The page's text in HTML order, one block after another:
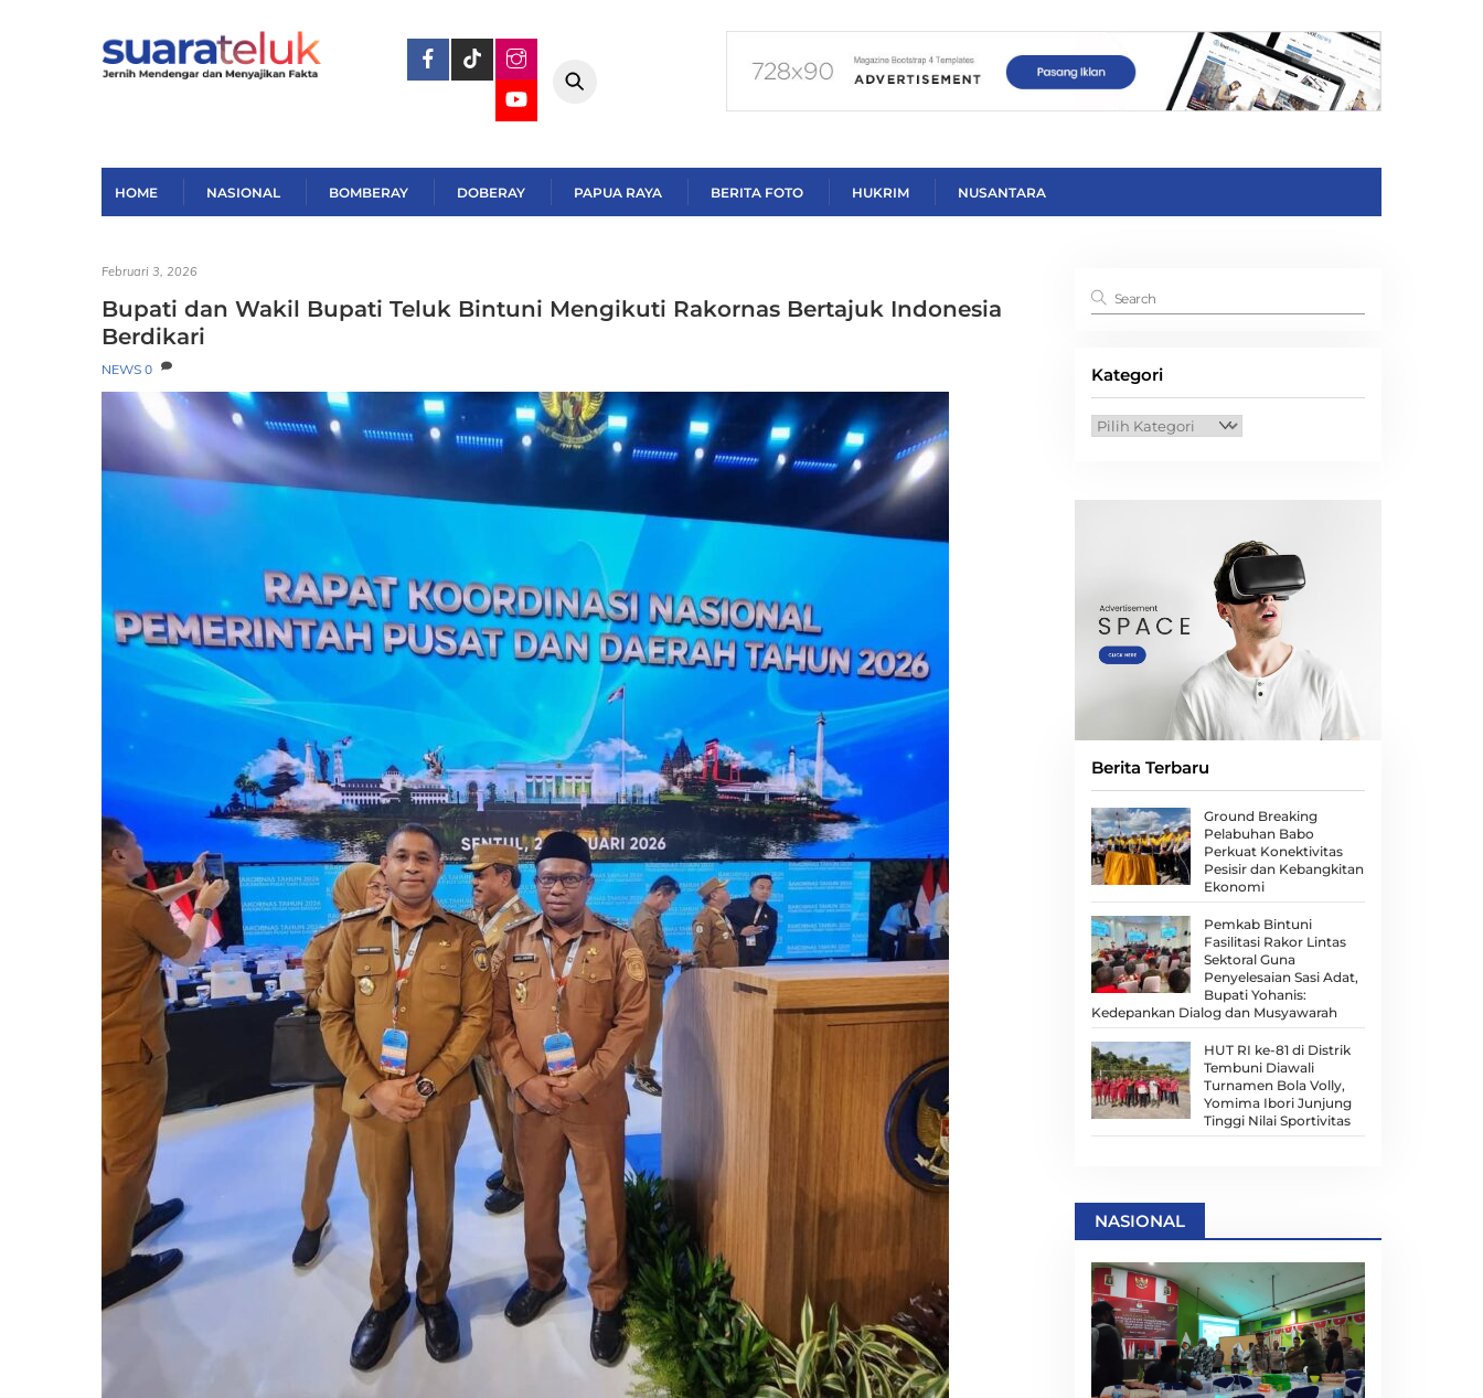
HOME NASIONAL BOMBERAY DOBERAY PAPUA RAYA BERITA FOTO HUKRIM NUSANTARA
Februari 3, 2026
Bupati dan Wakil Bupati Teluk Bintuni Mengikuti Rakornas Bertajuk Indonesia
Berdikari
NEWS 0 Kategori
Kategori
Berita Terbaru
Ground Breaking
Pelabuhan Babo
Perkuat Konektivitas
Pesisir dan Kebangkitan
Ekonomi
Pemkab Bintuni
Fasilitasi Rakor Lintas
Sektoral Guna
Penyelesaian Sasi Adat,
Bupati Yohanis:
Kedepankan Dialog dan Musyawarah
HUT RI ke-81 di Distrik
Tembuni Diawali
Turnamen Bola Volly,
Yomima Ibori Junjung
Tinggi Nilai Sportivitas
NASIONAL